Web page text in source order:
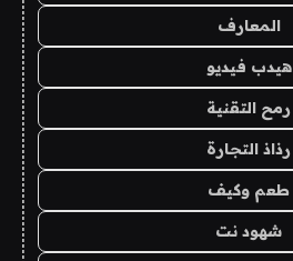
المعارف
هيدب فيديو
رمح التقنية
رذاذ التجارة
طعم وكيف
شهود نت